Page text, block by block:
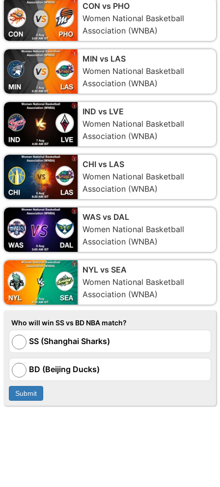
CON vs PHO
Women National Basketball
Association (WNBA)
MIN vs LAS
Women National Basketball
Association (WNBA)
IND vs LVE
Women National Basketball
Association (WNBA)
CHI vs LAS
Women National Basketball
Association (WNBA)
WAS vs DAL
Women National Basketball
Association (WNBA)
NYL vs SEA
Women National Basketball
Association (WNBA)
Who will win SS vs BD NBA match?
SS (Shanghai Sharks)
BD (Beijing Ducks)
Submit